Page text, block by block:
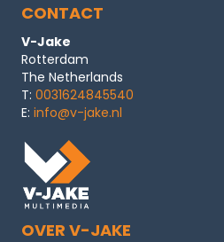
CONTACT
V-Jake
Rotterdam
The Netherlands
T: 0031624845540
E: info@v-jake.nl
OVER V-JAKE